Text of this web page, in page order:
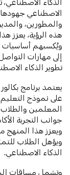
الاصطناعي جهودها
والمطورين،
هذه الرؤية، يعزز
ويُكسبهم أساسيات
إلى مهارات
تطوير الذكاء
يعتمد برنامج
على نموذج
المعلمين
جوانب التجربة
ويعزز هذا المنهج
ويؤهل الطلاب
الذكاء الاصطناعي.
وتشمل مساقات